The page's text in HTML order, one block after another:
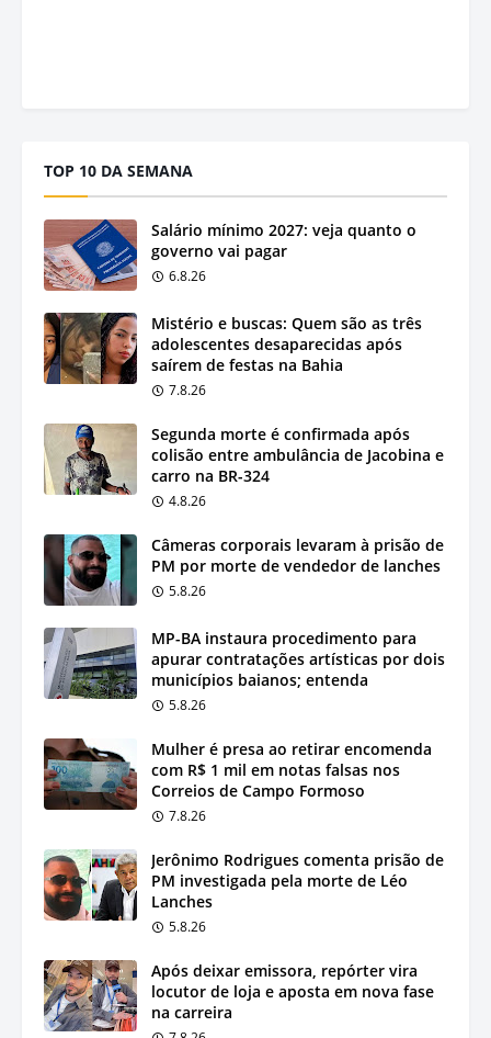
TOP 10 DA SEMANA
Salário mínimo 2027: veja quanto o
governo vai pagar
6.8.26
Mistério e buscas: Quem são as três
adolescentes desaparecidas após
saírem de festas na Bahia
7.8.26
Segunda morte é confirmada após
colisão entre ambulância de Jacobina e
carro na BR-324
4.8.26
Câmeras corporais levaram à prisão de
PM por morte de vendedor de lanches
5.8.26
MP-BA instaura procedimento para
apurar contratações artísticas por dois
municípios baianos; entenda
5.8.26
Mulher é presa ao retirar encomenda
com R$ 1 mil em notas falsas nos
Correios de Campo Formoso
7.8.26
Jerônimo Rodrigues comenta prisão de
PM investigada pela morte de Léo
Lanches
5.8.26
Após deixar emissora, repórter vira
locutor de loja e aposta em nova fase
na carreira